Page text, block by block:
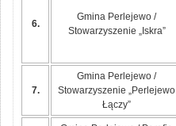
6.
Gmina Perlejewo /
Stowarzyszenie „Iskra”
7.
Gmina Perlejewo /
Stowarzyszenie „Perlejewo
Łączy”